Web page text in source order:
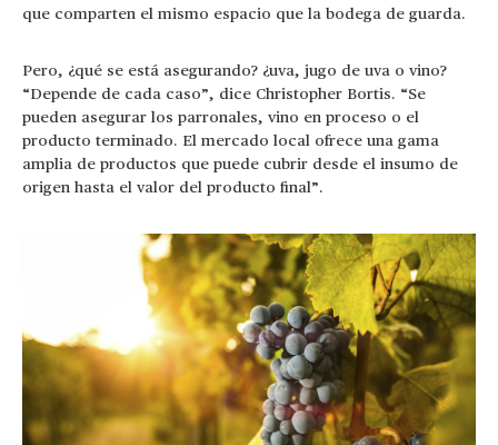
que comparten el mismo espacio que la bodega de guarda.
Pero, ¿qué se está asegurando? ¿uva, jugo de uva o vino?
“Depende de cada caso”, dice Christopher Bortis. “Se
pueden asegurar los parronales, vino en proceso o el
producto terminado. El mercado local ofrece una gama
amplia de productos que puede cubrir desde el insumo de
origen hasta el valor del producto final”.